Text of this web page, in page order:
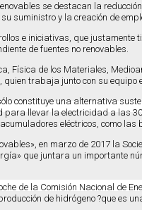
se destacan la
suministro y la creación de
e iniciativas, que
de fuentes no renovables.
Física de los Materiales,
trabaja junto con su equipo
constituye una alternativa
llevar la electricidad a las
eléctricos, como las
en marzo de 2017 la
que juntara un importante
de la Comisión Nacional de
de hidrógeno ?que es